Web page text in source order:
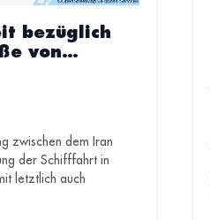
bezüglich
von
zwischen dem Iran
der Schifffahrt in
letztlich auch